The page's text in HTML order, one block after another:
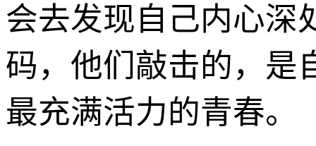
会去发现自己内心深
码，他们敲击的，是
最充满活力的青春。